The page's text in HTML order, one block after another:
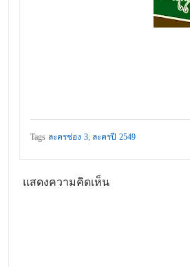
Tags ละครช่อง 3, ละครปี 2549
แสดงความคิดเห็น